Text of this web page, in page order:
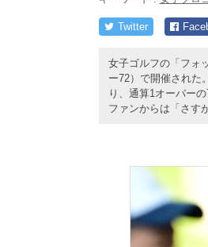
Twitter
女子ゴルフの「フォ
ー72）で開催された
り、通算1オーバー
ファンからは「さす